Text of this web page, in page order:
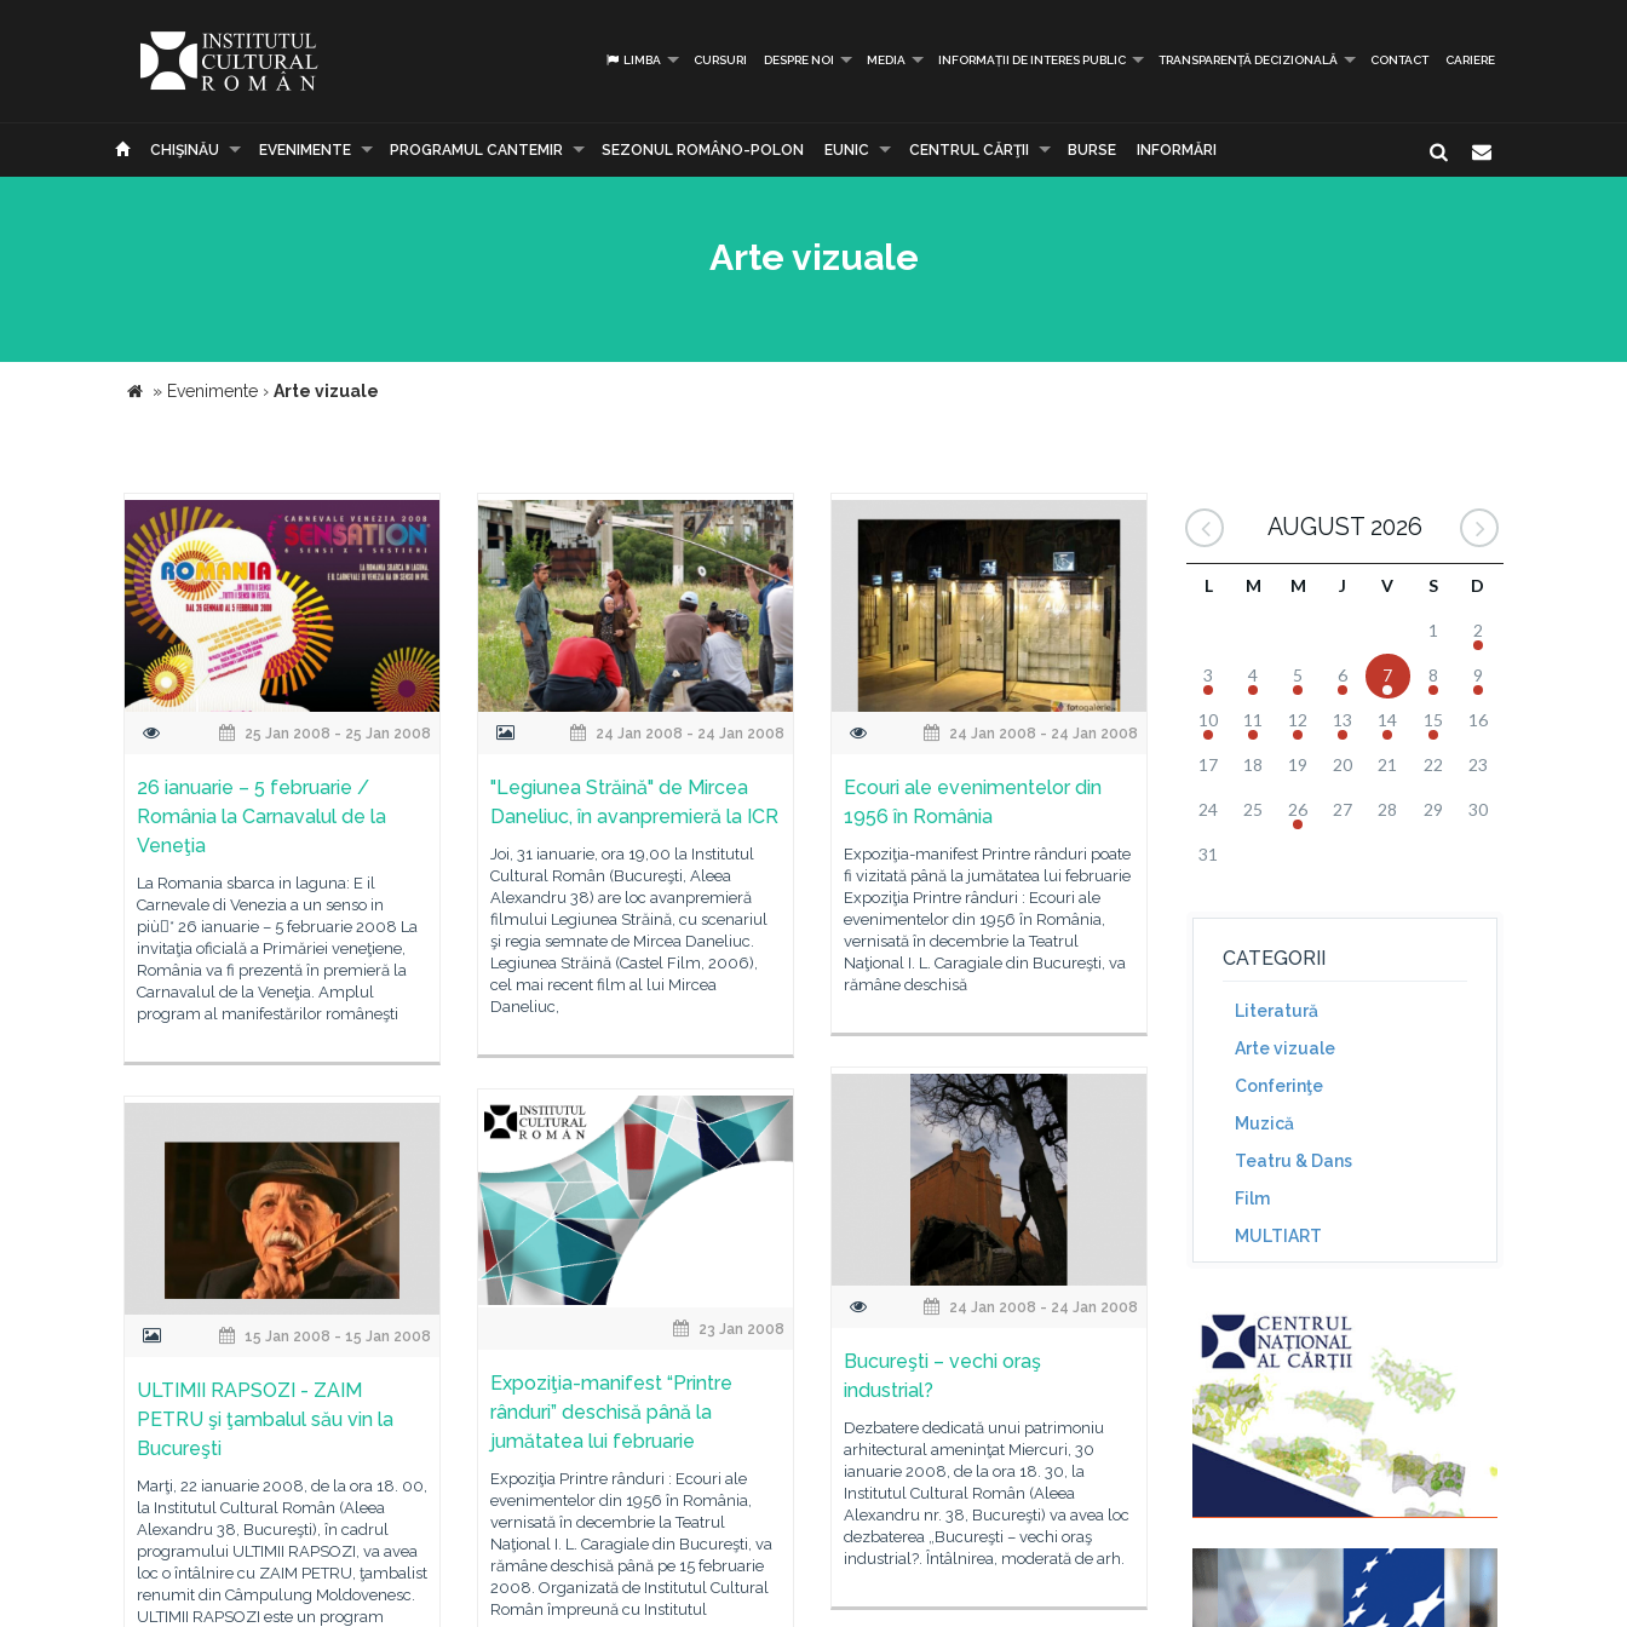
LIMBA CURSURI DESPRE NOI MEDIA INFORMAȚII DE INTERES PUBLIC TRANSPARENȚĂ DECIZIONALĂ CONTACT CARIERE
CHIŞINĂU EVENIMENTE PROGRAMUL CANTEMIR SEZONUL ROMÂNO-POLON EUNIC CENTRUL CĂRŢII BURSE INFORMĂRI
Arte vizuale
» Evenimente › Arte vizuale
25 Jan 2008 - 25 Jan 2008
26 ianuarie – 5 februarie /
România la Carnavalul de la
Veneţia
La Romania sbarca in laguna: E il
Carnevale di Venezia a un senso in
più* 26 ianuarie – 5 februarie 2008 La
invitaţia oficială a Primăriei veneţiene,
România va fi prezentă în premieră la
Carnavalul de la Veneţia. Amplul
program al manifestărilor româneşti
24 Jan 2008 - 24 Jan 2008
"Legiunea Străină" de Mircea
Daneliuc, în avanpremieră la ICR
Joi, 31 ianuarie, ora 19,00 la Institutul
Cultural Român (Bucureşti, Aleea
Alexandru 38) are loc avanpremieră
filmului Legiunea Străină, cu scenariul
şi regia semnate de Mircea Daneliuc.
Legiunea Străină (Castel Film, 2006),
cel mai recent film al lui Mircea
Daneliuc,
24 Jan 2008 - 24 Jan 2008
Ecouri ale evenimentelor din
1956 în România
Expoziţia-manifest Printre rânduri poate
fi vizitată până la jumătatea lui februarie
Expoziţia Printre rânduri : Ecouri ale
evenimentelor din 1956 în România,
vernisată în decembrie la Teatrul
Naţional I. L. Caragiale din Bucureşti, va
rămâne deschisă
24 Jan 2008 - 24 Jan 2008
Bucureşti – vechi oraş
industrial?
Dezbatere dedicată unui patrimoniu
arhitectural ameninţat Miercuri, 30
ianuarie 2008, de la ora 18. 30, la
Institutul Cultural Român (Aleea
Alexandru nr. 38, Bucureşti) va avea loc
dezbaterea „Bucureşti – vechi oraş
industrial?. Întâlnirea, moderată de arh.
23 Jan 2008
Expoziţia-manifest “Printre
rânduri” deschisă până la
jumătatea lui februarie
Expoziţia Printre rânduri : Ecouri ale
evenimentelor din 1956 în România,
vernisată în decembrie la Teatrul
Naţional I. L. Caragiale din Bucureşti, va
rămâne deschisă până pe 15 februarie
2008. Organizată de Institutul Cultural
Român împreună cu Institutul
15 Jan 2008 - 15 Jan 2008
ULTIMII RAPSOZI - ZAIM
PETRU şi ţambalul său vin la
Bucureşti
Marţi, 22 ianuarie 2008, de la ora 18. 00,
la Institutul Cultural Român (Aleea
Alexandru 38, Bucureşti), în cadrul
programului ULTIMII RAPSOZI, va avea
loc o întâlnire cu ZAIM PETRU, ţambalist
renumit din Câmpulung Moldovenesc.
ULTIMII RAPSOZI este un program
AUGUST 2026
L M M J V S D
1 2
3 4 5 6 7 8 9
10 11 12 13 14 15 16
17 18 19 20 21 22 23
24 25 26 27 28 29 30
31
CATEGORII
Literatură
Arte vizuale
Conferinţe
Muzică
Teatru & Dans
Film
MULTIART